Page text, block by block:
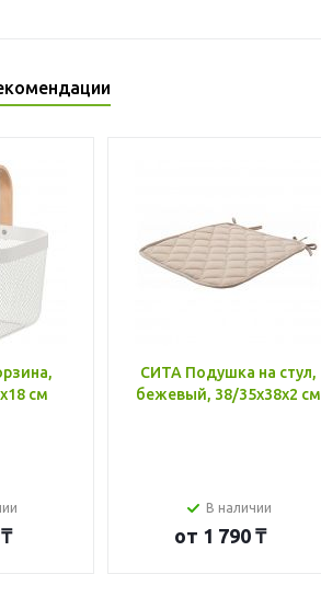
см
СИТА Подушка на стул,
бежевый, 38/35x38x2 см
В наличии
от 1 790 ₸